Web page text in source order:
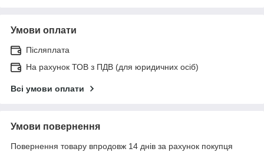
Умови оплати
Післяплата
На рахунок ТОВ з ПДВ (для юридичних осіб)
Всі умови оплати
Умови повернення
Повернення товару впродовж 14 днів за рахунок покупця